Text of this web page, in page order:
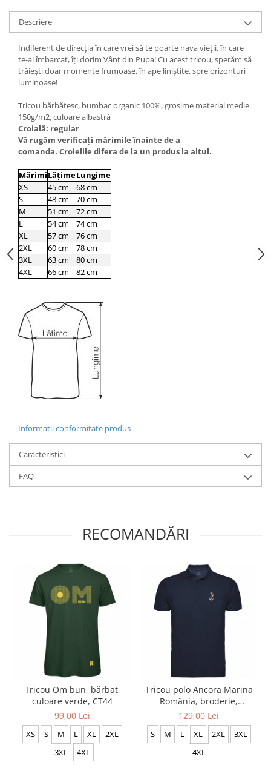
Descriere
Indiferent de direcția în care vrei să te poarte nava vieții, în care
te-ai îmbarcat, îți dorim Vânt din Pupa! Cu acest tricou, sperăm să
trăiești doar momente frumoase, în ape liniștite, spre orizonturi
luminoase!
Tricou bărbătesc, bumbac organic 100%, grosime material medie
150g/m2, culoare albastră
Croială: regular
Vă rugăm verificaţi mărimile înainte de a
comanda. Croielile difera de la un produs la altul.
MărimiLățimeLungime
XS
45 cm
68 cm
S
48 cm
70 cm
M
51 cm
72 cm
L
54 cm
74 cm
XL
57 cm
76 cm
2XL
60 cm
78 cm
3XL
63 cm
80 cm
4XL
66 cm 82 cm
Informatii conformitate produs
Caracteristici
FAQ
RECOMANDĂRI
Tricou Om bun, bărbat,
culoare verde, CT44
99,00 Lei
XS S M L XL
2XL
3XL
4XL
Tricou polo Ancora Marina
România, broderie,
densitate mare, culoare
bleumarin, CRP91
129,00 Lei
S M L XL 2XL
3XL
4XL